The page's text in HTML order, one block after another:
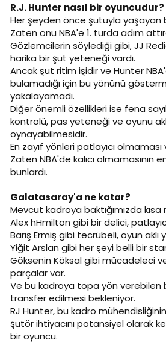
R.J. Hunter nasıl bir oyuncudur?
Her şeyden önce şutuyla yaşayan
Zaten onu NBA'e 1. turda adım
Gözlemcilerin söylediği gibi, JJ
harika bir şut yeteneği vardı.
Ancak şut ritim işidir ve Hunter
bulamadığı için bu yönünü
yakalayamadı.
Diğer önemli özellikleri ise fena
kontrolü, pas yeteneği ve oyunu
oynayabilmesidir.
En zayıf yönleri patlayıcı
Zaten NBA'de kalıcı olmamasının
bunlardı.
Galatasaray'a ne katar?
Mevcut kadroya baktığımızda
Alex hHmilton gibi bir delici,
Barış Ermiş gibi tecrübeli, oyun aklı
Yiğit Arslan gibi her şeyi belli bir
Göksenin Köksal gibi mücadeleci
parçalar var.
Ve bu kadroya topa yön verebilen
transfer edilmesi bekleniyor.
RJ Hunter, bu kadro
şutör ihtiyacını potansiyel olarak
bir oyuncu.